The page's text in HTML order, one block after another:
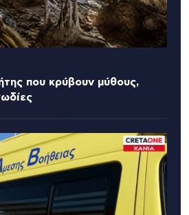
που κρύβουν μύθους,